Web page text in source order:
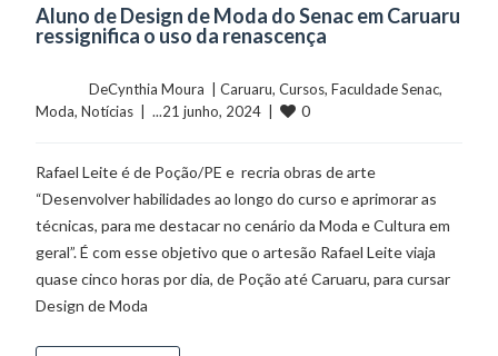
Aluno de Design de Moda do Senac em Caruaru
ressignifica o uso da renascença
	    	DeCynthia Moura  |
Caruaru, Cursos, Faculdade Senac
Moda, Notícias
  |  ...21 junho, 2024  |
0
Rafael Leite é de Poção/PE e recria obras de arte
“Desenvolver habilidades ao longo do curso e aprimorar as
técnicas, para me destacar no cenário da Moda e Cultura em
geral”. É com esse objetivo que o artesão Rafael Leite viaja
quase cinco horas por dia, de Poção até Caruaru, para cursar
Design de Moda